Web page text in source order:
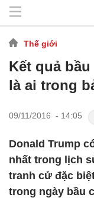
Thế giới
Kết quả
là ai trong
09/11/2016 - 14:05
Donald Trump
nhất trong lịch
tranh cử đặc
trong ngày bầu